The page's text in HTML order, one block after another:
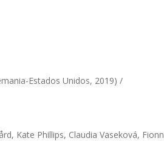
Estados Unidos, 2019) /
Kate Phillips, Claudia Vaseková, Fionn